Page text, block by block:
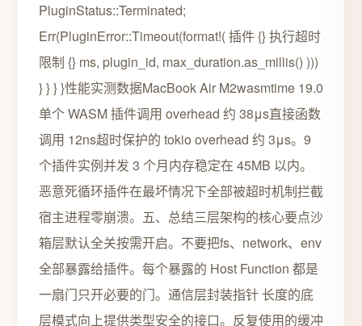
PluginStatus::Terminated;
Err(PluginError::Timeout(format!( 插件 {} 执行超时
限制 {} ms, plugin_id, max_duration.as_millis() )))
} } } }性能实测数据MacBook Air M2wasmtime 19.0
单个 WASM 插件调用 overhead 约 38μs直接函数
调用 12ns超时保护的 tokio overhead 约 3μs。9
个插件实例并发 3 个月内存稳定在 45MB 以内。
恶意死循环插件在最坏情况下全部被超时机制拦截
宿主进程零崩溃。五、总结三层架构的核心要点沙
箱层默认全关按需开启。不要把fs、network、env
全部暴露给插件。每个暴露的 Host Function 都是
一扇门只开必要的门。通信层封装指针 长度的底
层模式向上提供类型安全的接口。反复使用的缓冲